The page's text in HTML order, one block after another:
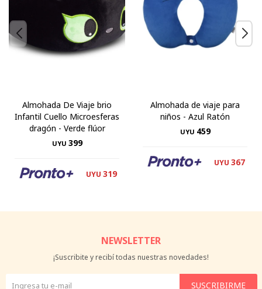
Almohada De Viaje brio
Infantil Cuello Microesferas
dragón - Verde flúor
UYU 399
UYU 319
Almohada de viaje para
niños - Azul Ratón
UYU 459
UYU 367
NEWSLETTER
¡Suscribite y recibí todas nuestras novedades!
SUSCRIBIRME